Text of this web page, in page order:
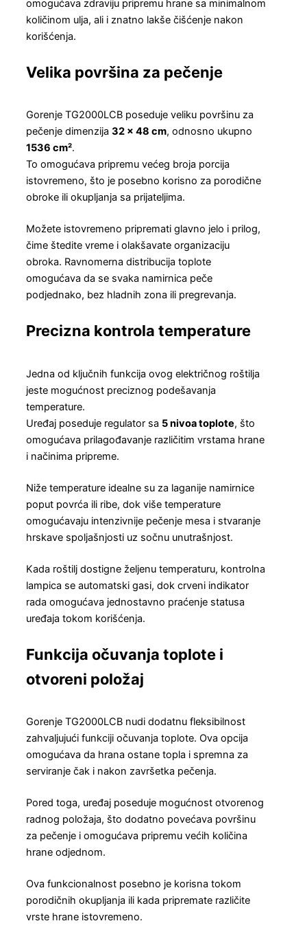
omogućava zdraviju pripremu hrane sa minimalnom
količinom ulja, ali i znatno lakše čišćenje nakon
korišćenja.
Velika površina za pečenje
Gorenje TG2000LCB poseduje veliku površinu za
pečenje dimenzija 32 × 48 cm, odnosno ukupno
1536 cm².
To omogućava pripremu većeg broja porcija
istovremeno, što je posebno korisno za porodične
obroke ili okupljanja sa prijateljima.
Možete istovremeno pripremati glavno jelo i prilog,
čime štedite vreme i olakšavate organizaciju
obroka. Ravnomerna distribucija toplote
omogućava da se svaka namirnica peče
podjednako, bez hladnih zona ili pregrevanja.
Precizna kontrola temperature
Jedna od ključnih funkcija ovog električnog roštilja
jeste mogućnost preciznog podešavanja
temperature.
Uređaj poseduje regulator sa 5 nivoa toplote, što
omogućava prilagođavanje različitim vrstama hrane
i načinima pripreme.
Niže temperature idealne su za laganije namirnice
poput povrća ili ribe, dok više temperature
omogućavaju intenzivnije pečenje mesa i stvaranje
hrskave spoljašnjosti uz sočnu unutrašnjost.
Kada roštilj dostigne željenu temperaturu, kontrolna
lampica se automatski gasi, dok crveni indikator
rada omogućava jednostavno praćenje statusa
uređaja tokom korišćenja.
Funkcija očuvanja toplote i
otvoreni položaj
Gorenje TG2000LCB nudi dodatnu fleksibilnost
zahvaljujući funkciji očuvanja toplote. Ova opcija
omogućava da hrana ostane topla i spremna za
serviranje čak i nakon završetka pečenja.
Pored toga, uređaj poseduje mogućnost otvorenog
radnog položaja, što dodatno povećava površinu
za pečenje i omogućava pripremu većih količina
hrane odjednom.
Ova funkcionalnost posebno je korisna tokom
porodičnih okupljanja ili kada pripremate različite
vrste hrane istovremeno.